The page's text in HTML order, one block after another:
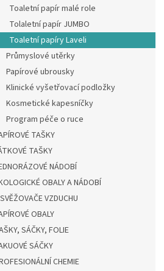
Toaletní papír malé role
Tolaletní papír JUMBO
Toaletní papíry Laveli
Průmyslové utěrky
Papírové ubrousky
Klinické vyšetřovací podložky
Kosmetické kapesníčky
Program péče o ruce
TAŠKY
TAŠKY
NÁDOBÍ
OBALY A NÁDOBÍ
VZDUCHU
OBALY
SÁČKY, FOLIE
SÁČKY
CHEMIE